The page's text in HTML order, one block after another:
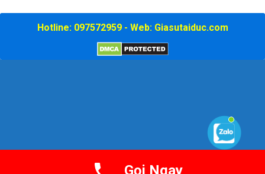
Hotline: 097572959 - Web: Giasutaiduc.com
Gọi Ngay